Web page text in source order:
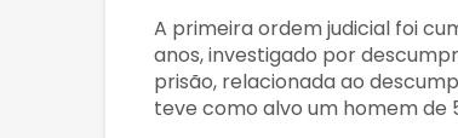
A primeira ordem judicial foi
anos, investigado por
prisão, relacionada ao
teve como alvo um homem de